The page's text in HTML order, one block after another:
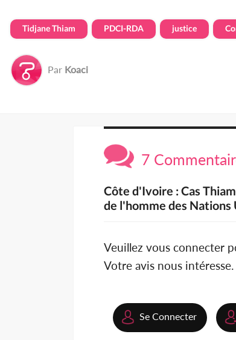
Tidjane Thiam PDCI-RDA justice
Par Koaci
7
Côte d'Ivoire : Cas
de l'homme des Nations
Veuillez vous connecter
Votre avis nous intéresse.
Se Connecter